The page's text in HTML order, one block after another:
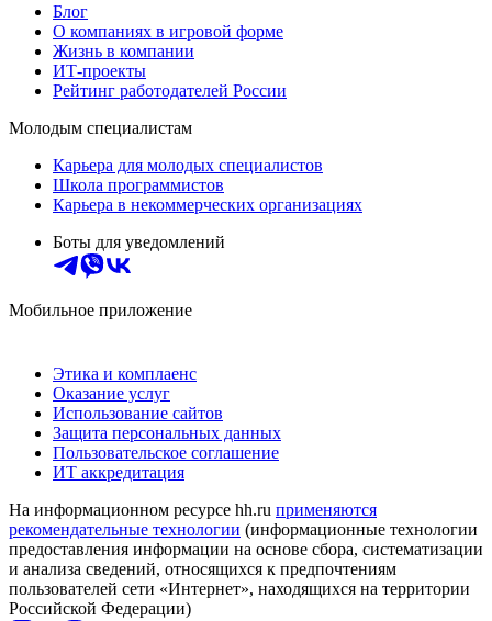
Блог
О компаниях в игровой форме
Жизнь в компании
ИТ-проекты
Рейтинг работодателей России
Молодым специалистам
Карьера для молодых специалистов
Школа программистов
Карьера в некоммерческих организациях
Боты для уведомлений
Мобильное приложение
Этика и комплаенс
Оказание услуг
Использование сайтов
Защита персональных данных
Пользовательское соглашение
ИТ аккредитация
На информационном ресурсе hh.ru применяются
рекомендательные технологии (информационные технологии
предоставления информации на основе сбора, систематизации
и анализа сведений, относящихся к предпочтениям
пользователей сети «Интернет», находящихся на территории
Российской Федерации)